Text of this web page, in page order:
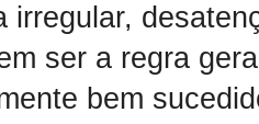
irregular,
ser a regra
bem